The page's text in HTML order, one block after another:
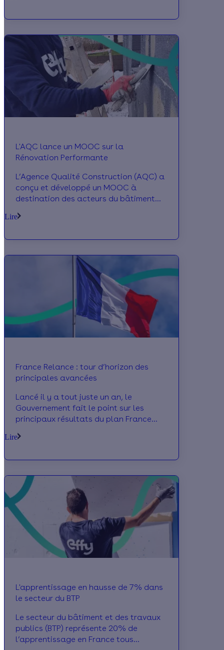
pédagogiques, et contribuer ainsi au
développement d’une offre novatrice et
performante, toujours plus adaptée
aux évolutions du secteur, et aux
attentes des apprenants.
L'AQC lance un MOOC sur la
Rénovation Performante
L’Agence Qualité Construction (AQC) a
conçu et développé un MOOC à
destination des acteurs du bâtiment
performante. 100% gratuite, la
prochain. Deux parcours permettront
aux participants de conforter ou
approfondir leurs connaissances sur
l’Enveloppe du bâtiment et/ou les
Systèmes – Equipements.
Lire
France Relance : tour d’horizon des
principales avancées
Lancé il y a tout juste un an, le
Gouvernement fait le point sur les
principaux résultats du plan France
énergétique, 475 000 ménages ont
depuis le début de l’année. Pour
accompagner la montée en
compétences des artisans du bâtiment,
20 000 formations ont été financées.
Lire
L'apprentissage en hausse de 7% dans
le secteur du BTP
Le secteur du bâtiment et des travaux
publics (BTP) représente 20% de
l’apprentissage en France tous